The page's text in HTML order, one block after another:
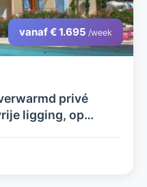
vanaf € 1.695 /week
privé
ligging, op